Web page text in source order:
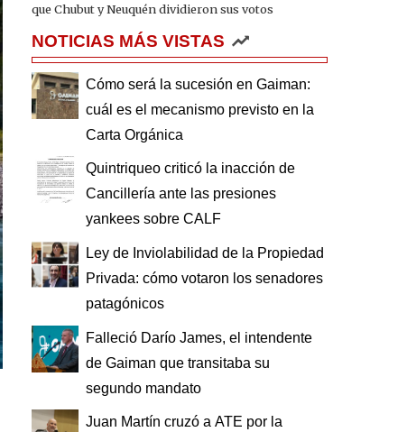
que Chubut y Neuquén dividieron sus votos
NOTICIAS MÁS VISTAS
Cómo será la sucesión en Gaiman:
cuál es el mecanismo previsto en la
Carta Orgánica
Quintriqueo criticó la inacción de
Cancillería ante las presiones
yankees sobre CALF
Ley de Inviolabilidad de la Propiedad
Privada: cómo votaron los senadores
patagónicos
Falleció Darío James, el intendente
de Gaiman que transitaba su
segundo mandato
Juan Martín cruzó a ATE por la